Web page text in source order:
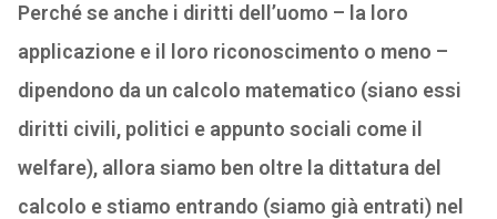
Perché se anche i diritti dell’uomo – la loro
applicazione e il loro riconoscimento o meno –
dipendono da un calcolo matematico (siano essi
diritti civili, politici e appunto sociali come il
welfare), allora siamo ben oltre la dittatura del
calcolo e stiamo entrando (siamo già entrati) nel